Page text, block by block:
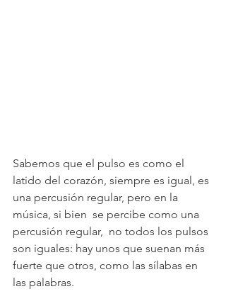
Sabemos que el pulso es como el
latido del corazón, siempre es igual, es
una percusión regular, pero en la
música, si bien  se percibe como una
percusión regular,  no todos los pulsos
son iguales: hay unos que suenan más
fuerte que otros, como las sílabas en
las palabras.